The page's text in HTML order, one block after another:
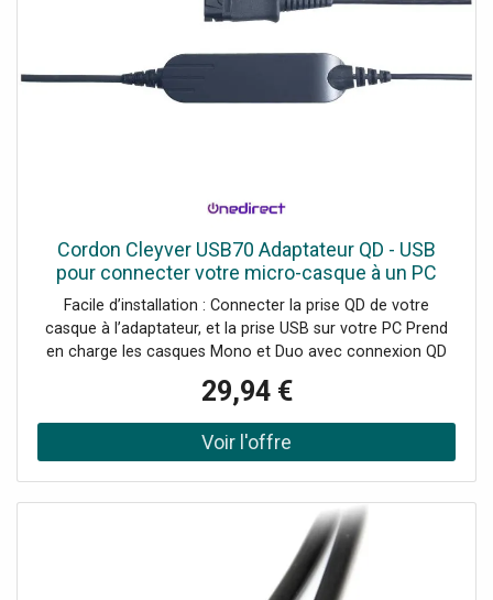
Cordon Cleyver USB70 Adaptateur QD - USB
pour connecter votre micro-casque à un PC
Facile d’installation : Connecter la prise QD de votre
casque à l’adaptateur, et la prise USB sur votre PC Prend
en charge les casques Mono et Duo avec connexion QD
adapté à une utilisation VoIP USB 2.0 Aucun logiciel requis
Compatible avec les casques équipés d’une prise Quick
Disconnect Cleyver ou Plantronics
29,94 €